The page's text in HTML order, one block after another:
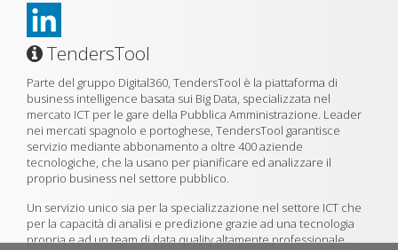
TendersTool
Parte del gruppo Digital360, TendersTool è la piattaforma di
business intelligence basata sui Big Data, specializzata nel
mercato ICT per le gare della Pubblica Amministrazione. Leader
nei mercati spagnolo e portoghese, TendersTool garantisce
servizio mediante abbonamento a oltre 400 aziende
tecnologiche, che la usano per pianificare ed analizzare il
proprio business nel settore pubblico.
Un servizio unico sia per la specializzazione nel settore ICT che
per la capacità di analisi e predizione grazie ad una tecnologia
propria e ad un team di data quality altamente professionale.